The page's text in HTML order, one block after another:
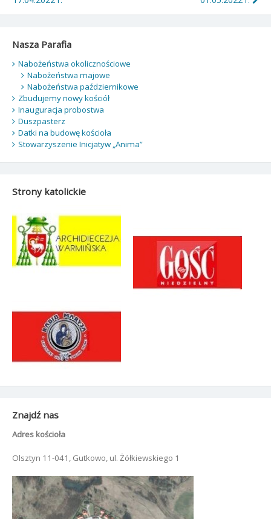
Nasza Parafia
Nabożeństwa okolicznościowe
Nabożeństwa majowe
Nabożeństwa październikowe
Zbudujemy nowy kościół
Inauguracja probostwa
Duszpasterz
Datki na budowę kościoła
Stowarzyszenie Inicjatyw „Anima”
Strony katolickie
Znajdź nas
Adres kościoła
Olsztyn 11-041, Gutkowo, ul. Żółkiewskiego 1